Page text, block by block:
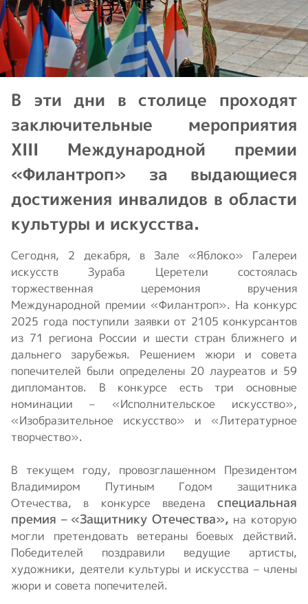
В эти дни в столице проходят
заключительные мероприятия
XIII Международной премии
«Филантроп» за выдающиеся
достижения инвалидов в области
культуры и искусства.
Сегодня, 2 декабря, в Зале «Яблоко» Галереи
искусств Зураба Церетели состоялась
торжественная церемония вручения
Международной премии «Филантроп». На конкурс
2025 года поступили заявки от 2105 конкурсантов
из 71 региона России и шести стран ближнего и
дальнего зарубежья. Решением жюри и совета
попечителей были определены 20 лауреатов и 59
дипломантов. В конкурсе есть три основные
номинации – «Исполнительское искусство»,
«Изобразительное искусство» и «Литературное
творчество».
В текущем году, провозглашенном Президентом
Владимиром Путиным Годом защитника
Отечества, в конкурсе введена специальная
премия – «Защитнику Отечества», на которую
могли претендовать ветераны боевых действий.
Победителей поздравили ведущие артисты,
художники, деятели культуры и искусства – члены
жюри и совета попечителей.